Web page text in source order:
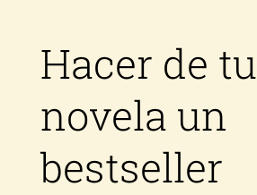
Hacer de tu
novela un
bestseller